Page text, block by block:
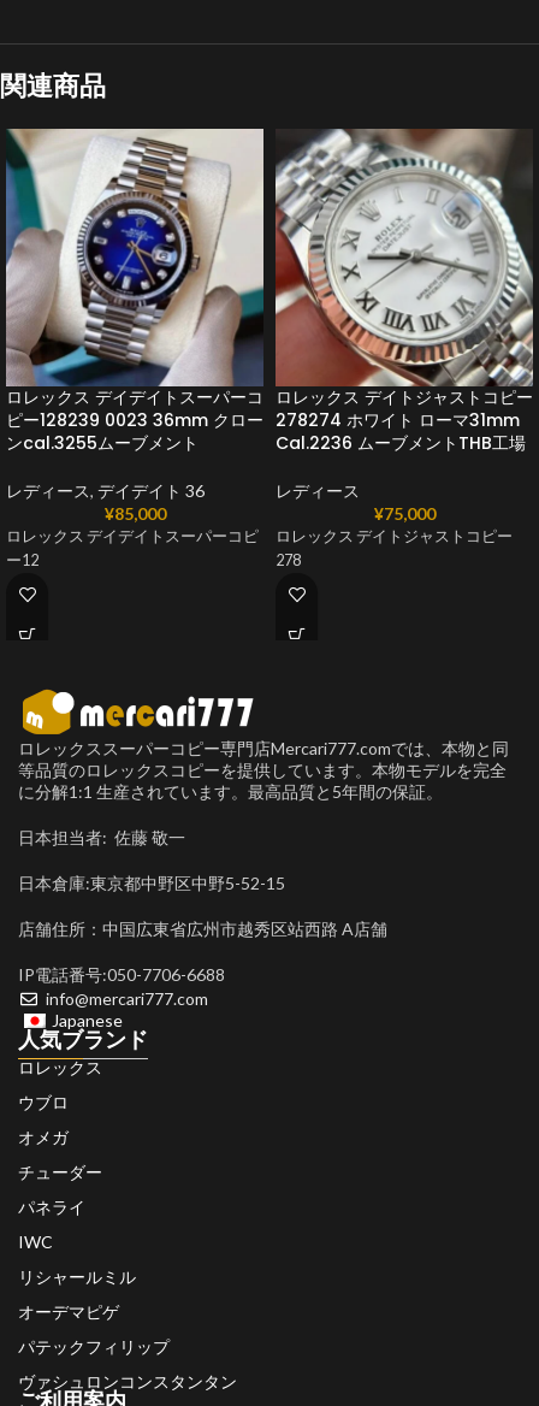
関連商品
ロレックス デイデイトスーパーコ
ピー128239 0023 36mm クロー
ンcal.3255ムーブメント
レディース, デイデイト 36
¥85,000
ロレックス デイデイトスーパーコピ
ー12
ロレックス デイトジャストコピー
278274 ホワイト ローマ31mm
Cal.2236 ムーブメントTHB工場
レディース
¥75,000
ロレックス デイトジャストコピー
278
ロレックススーパーコピー専門店Mercari777.comでは、本物と同
等品質のロレックスコピーを提供しています。本物モデルを完全
に分解1:1 生産されています。最高品質と5年間の保証。
日本担当者: 佐藤 敬一
日本倉庫:東京都中野区中野5-52-15
店舗住所：中国広東省広州市越秀区站西路 A店舗
IP電話番号:050-7706-6688
info@mercari777.com
Japanese
人気ブランド
ロレックス
ウブロ
オメガ
チューダー
パネライ
IWC
リシャールミル
オーデマピゲ
パテックフィリップ
ヴァシュロンコンスタンタン